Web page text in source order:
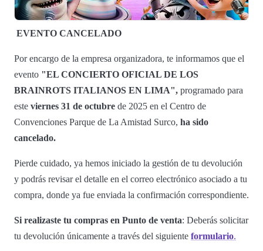
EVENTO CANCELADO
Por encargo de la empresa organizadora, te informamos que el
evento "EL CONCIERTO OFICIAL DE LOS
BRAINROTS ITALIANOS EN LIMA", programado para
este viernes 31 de octubre de 2025 en el Centro de
Convenciones Parque de La Amistad Surco, ha sido
cancelado.
Pierde cuidado, ya hemos iniciado la gestión de tu devolución
y podrás revisar el detalle en el correo electrónico asociado a tu
compra, donde ya fue enviada la confirmación correspondiente.
Si realizaste tu compras en Punto de venta: Deberás solicitar
tu devolución únicamente a través del siguiente formulario.